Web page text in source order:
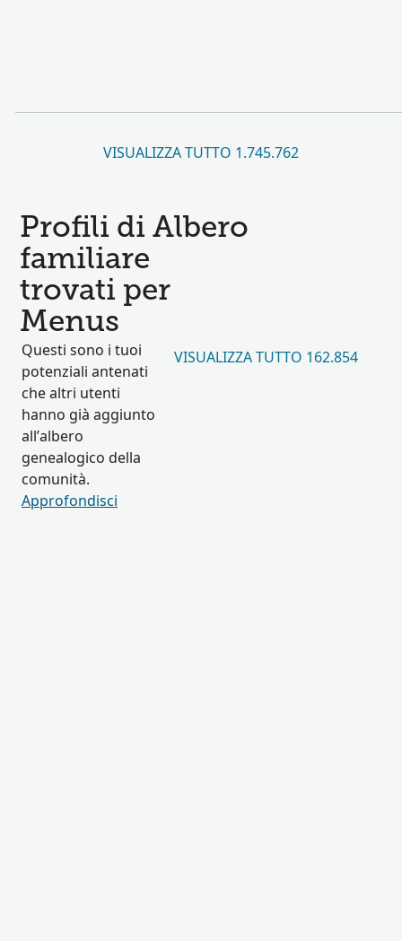
VISUALIZZA TUTTO 1.745.762
Profili di Albero
familiare
trovati per
Menus
Questi sono i tuoi
potenziali antenati
che altri utenti
hanno già aggiunto
all’albero
genealogico della
comunità.
Approfondisci
VISUALIZZA TUTTO 162.854